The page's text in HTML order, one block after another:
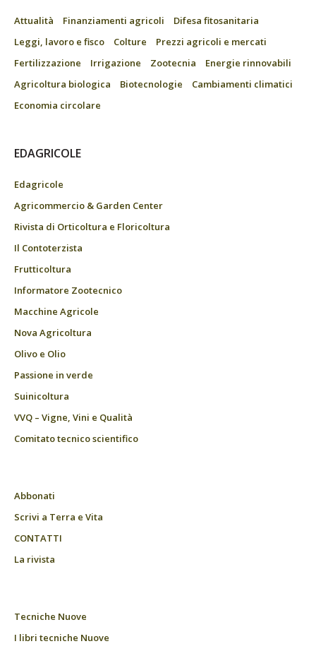
Attualità Finanziamenti agricoli
Difesa fitosanitaria
Leggi, lavoro e fisco
Colture
Prezzi agricoli e mercati
Fertilizzazione
Irrigazione Zootecnia
Energie rinnovabili
Agricoltura biologica
Biotecnologie
Cambiamenti climatici
Economia circolare
EDAGRICOLE
Edagricole
Agricommercio & Garden Center
Rivista di Orticoltura e Floricoltura
Il Contoterzista
Frutticoltura
Informatore Zootecnico
Macchine Agricole
Nova Agricoltura
Olivo e Olio
Passione in verde
Suinicoltura
VVQ – Vigne, Vini e Qualità
Comitato tecnico scientifico
Abbonati
Scrivi a Terra e Vita
CONTATTI
La rivista
Tecniche Nuove
I libri tecniche Nuove